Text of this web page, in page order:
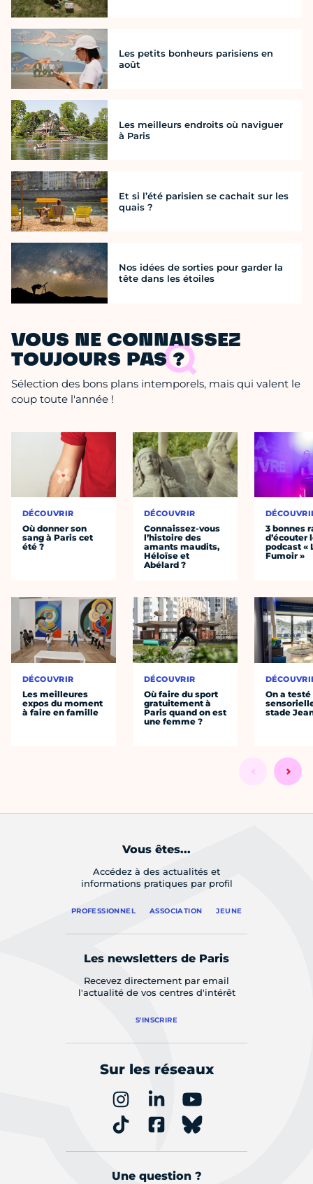
Les petits bonheurs parisiens en
août
Les meilleurs endroits où naviguer
à Paris
Et si l’été parisien se cachait sur les
quais ?
Nos idées de sorties pour garder la
tête dans les étoiles
VOUS NE CONNAISSEZ
TOUJOURS PAS ?
Sélection des bons plans intemporels, mais qui valent le
coup toute l'année !
DÉCOUVRIR
Où donner son
sang à Paris cet
été ?
DÉCOUVRIR
Les meilleures
expos du moment
à faire en famille
DÉCOUVRIR
Connaissez-vous
l’histoire des
amants maudits,
Héloïse et
Abélard ?
DÉCOUVRIR
Où faire du sport
gratuitement à
Paris quand on est
une femme ?
3 bonnes
d’écouter
podcast «
Fumoir »
On a
stade
Vous êtes...
Accédez à des actualités et
informations pratiques par profil
PROFESSIONNEL ASSOCIATION JEUNE
Les newsletters de Paris
Recevez directement par email
l'actualité de vos centres d'intérêt
S'INSCRIRE
Sur les réseaux
Une question ?